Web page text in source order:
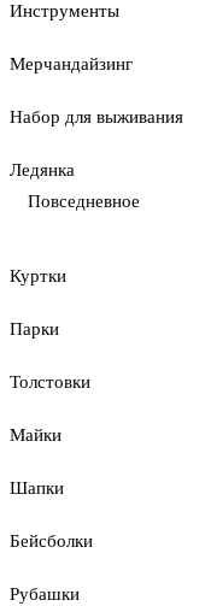
Инструменты
Мерчандайзинг
Набор для выживания
Ледянка
Повседневное
Куртки
Парки
Толстовки
Майки
Шапки
Бейсболки
Рубашки